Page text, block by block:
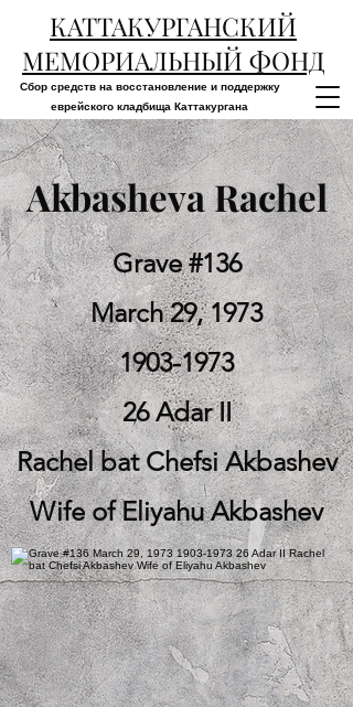
КАТТАКУРГАНСКИЙ
МЕМОРИАЛЬНЫЙ ФОНД
Сбор средств на восстановление и поддержку
еврейского кладбища Каттакургана
Akbasheva Rachel
Grave #136
March 29, 1973
1903-1973
26 Adar II
Rachel bat Chefsi Akbashev
Wife of Eliyahu Akbashev